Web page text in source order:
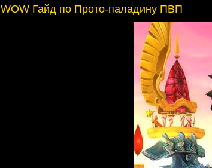
WOW Гайд по Прото-паладину ПВП